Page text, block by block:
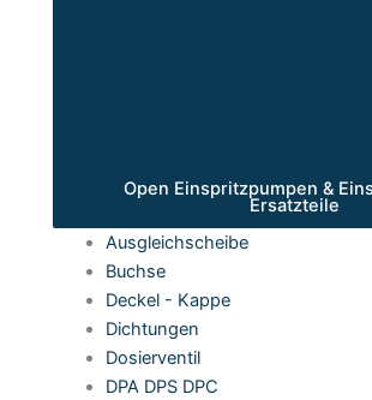
Open Einspritzpumpen &
Ersatzteile
Ausgleichscheibe
Buchse
Deckel - Kappe
Dichtungen
Dosierventil
DPA DPS DPC